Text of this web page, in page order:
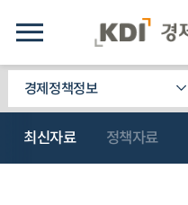
경제정책정보
최신자료 정책자료